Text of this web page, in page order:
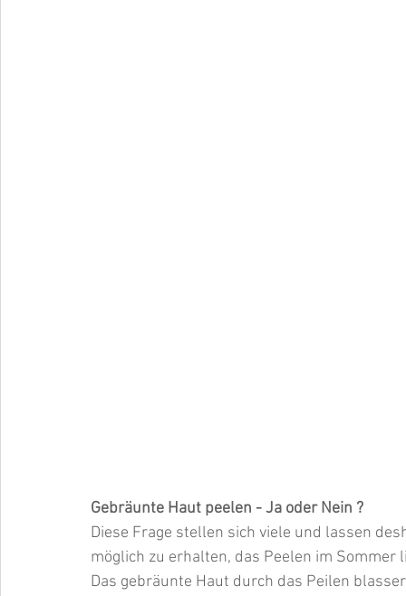
Gebräunte Haut peelen - Ja oder Nein ?
Diese Frage stellen sich viele und lassen
möglich zu erhalten, das Peelen im Sommer
Das gebräunte Haut durch das Peilen